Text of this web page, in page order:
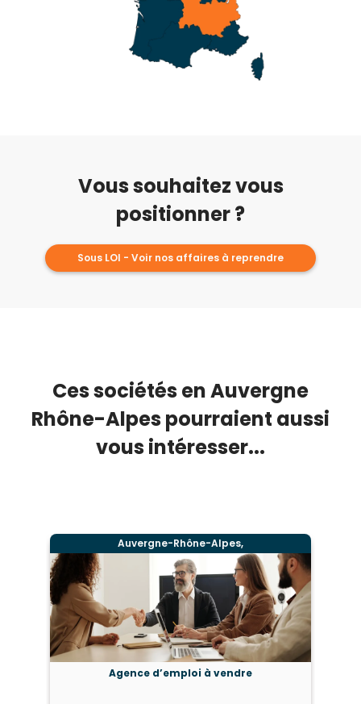
Vous souhaitez vous
positionner ?
Sous LOI - Voir nos affaires à reprendre
Ces sociétés en Auvergne
Rhône-Alpes pourraient aussi
vous intéresser...
Auvergne-Rhône-Alpes,
Agence d’emploi à vendre